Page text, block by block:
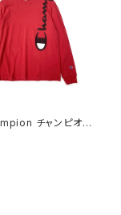
チャンピオン
ドロゴ コットン10
シャツ 赤 (ttu2501